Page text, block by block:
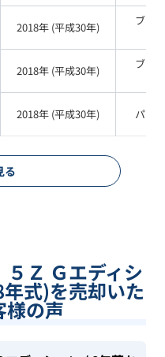
2018年 (平成30年)
ブラ
2018年 (平成30年)
ブラ
2018年 (平成30年) パール
る
Ｚ Ｇエディシ
式)を売却いた
様の声